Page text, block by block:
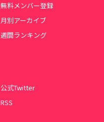
無料メンバー登録
月別アーカイブ
週間ランキング
公式Twitter
RSS